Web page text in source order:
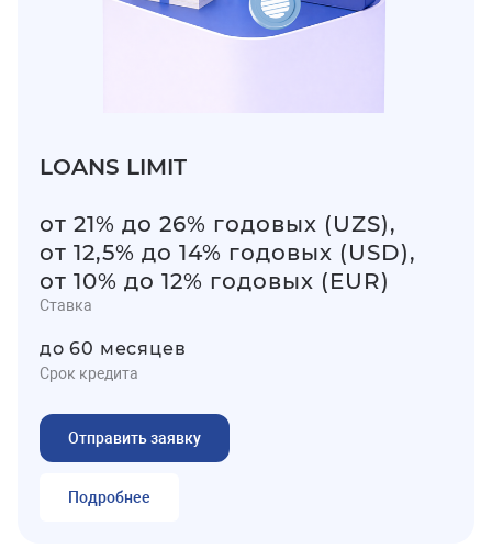
LOANS LIMIT
от 21% до 26% годовых (UZS),
от 12,5% до 14% годовых (USD),
от 10% до 12% годовых (EUR)
Ставка
до 60 месяцев
Срок кредита
Отправить заявку
Подробнее